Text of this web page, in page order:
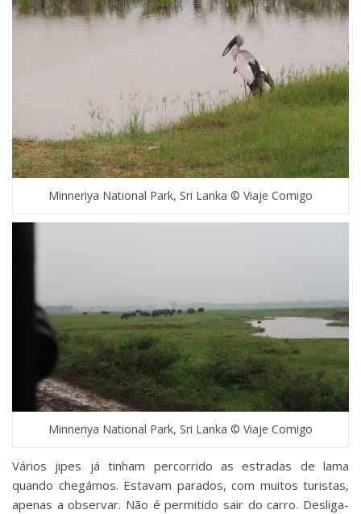
Minneriya National Park, Sri Lanka © Viaje Comigo
Minneriya National Park, Sri Lanka © Viaje Comigo
Vários jipes já tinham percorrido as estradas de lama
quando chegámos. Estavam parados, com muitos turistas,
apenas a observar. Não é permitido sair do carro. Desliga-